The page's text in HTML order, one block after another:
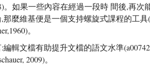
。如果一些內容在經過一段時 間後,再次
那麼維基便是一個支持螺旋式課程的工具
。
編輯文檔有助提升文檔的語文水準
2009)。